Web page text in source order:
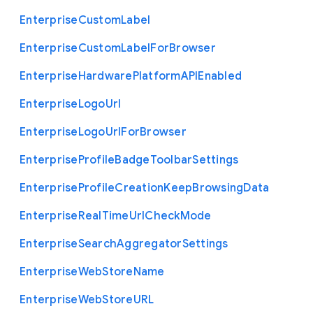
EnterpriseCustomLabel
EnterpriseCustomLabelForBrowser
EnterpriseHardwarePlatformAPIEnabled
EnterpriseLogoUrl
EnterpriseLogoUrlForBrowser
EnterpriseProfileBadgeToolbarSettings
EnterpriseProfileCreationKeepBrowsingData
EnterpriseRealTimeUrlCheckMode
EnterpriseSearchAggregatorSettings
EnterpriseWebStoreName
EnterpriseWebStoreURL